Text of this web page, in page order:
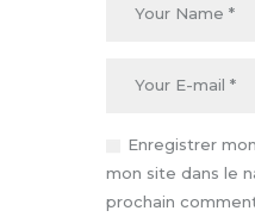
Enregistrer
mon site dans le
prochain